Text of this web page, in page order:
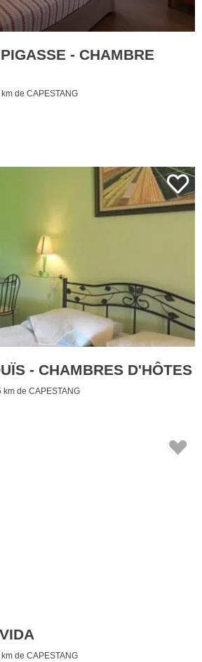
- CHAMBRE
de CAPESTANG
- CHAMBRES D'HÔTES
km de CAPESTANG
de CAPESTANG